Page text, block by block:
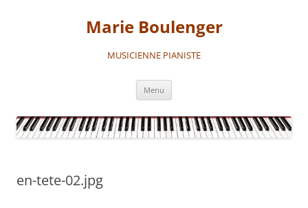
Marie Boulenger
MUSICIENNE PIANISTE
Menu
en-tete-02.jpg